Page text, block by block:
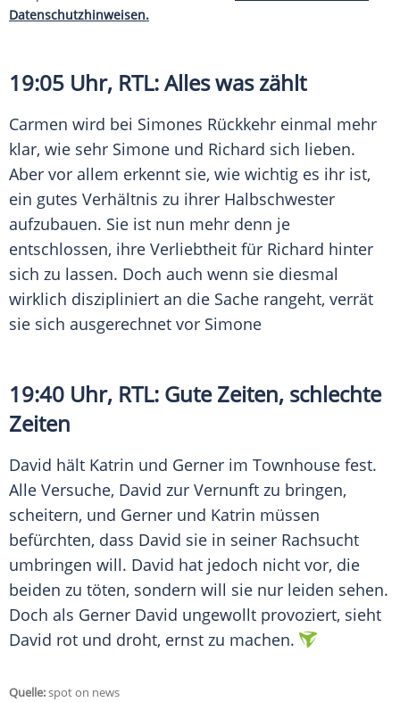
Datenschutzhinweisen.
19:05 Uhr, RTL: Alles was zählt
Carmen wird bei Simones Rückkehr einmal mehr
klar, wie sehr Simone und Richard sich lieben.
Aber vor allem erkennt sie, wie wichtig es ihr ist,
ein gutes Verhältnis zu ihrer Halbschwester
aufzubauen. Sie ist nun mehr denn je
entschlossen, ihre Verliebtheit für Richard hinter
sich zu lassen. Doch auch wenn sie diesmal
wirklich diszipliniert an die Sache rangeht, verrät
sie sich ausgerechnet vor Simone
19:40 Uhr, RTL: Gute Zeiten, schlechte
Zeiten
David hält Katrin und Gerner im Townhouse fest.
Alle Versuche, David zur Vernunft zu bringen,
scheitern, und Gerner und Katrin müssen
befürchten, dass David sie in seiner Rachsucht
umbringen will. David hat jedoch nicht vor, die
beiden zu töten, sondern will sie nur leiden sehen.
Doch als Gerner David ungewollt provoziert, sieht
David rot und droht, ernst zu machen.
Quelle:spot on news